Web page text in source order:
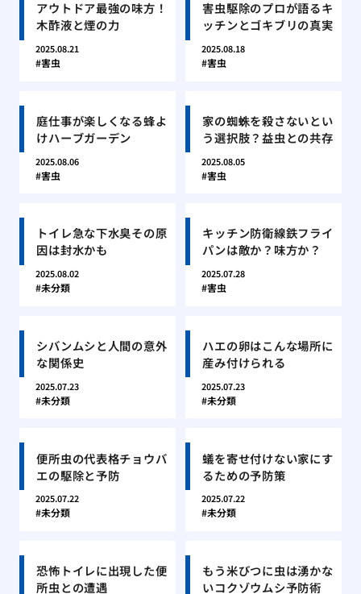
アウトドア最強の味方！
木酢液と煙の力
2025.08.21
害虫
害虫駆除のプロが語るキ
ッチンとゴキブリの真実
2025.08.18
害虫
庭仕事が楽しくなる蜂よ
けハーブガーデン
2025.08.06
害虫
家の蜘蛛を殺さないとい
う選択肢？益虫との共存
2025.08.05
害虫
トイレ急な下水臭その原
因は封水かも
2025.08.02
未分類
キッチン防衛線鉄フライ
パンは敵か？味方か？
2025.07.28
害虫
シバンムシと人間の意外
な関係史
2025.07.23
未分類
ハエの卵はこんな場所に
産み付けられる
2025.07.23
未分類
便所虫の代表格チョウバ
エの駆除と予防
2025.07.22
未分類
蟻を寄せ付けない家にす
るための予防策
2025.07.22
未分類
恐怖トイレに出現した便
所虫との遭遇
もう米びつに虫は湧かな
いコクゾウムシ予防術